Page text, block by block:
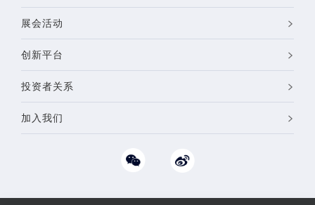
展会活动
创新平台
投资者关系
加入我们